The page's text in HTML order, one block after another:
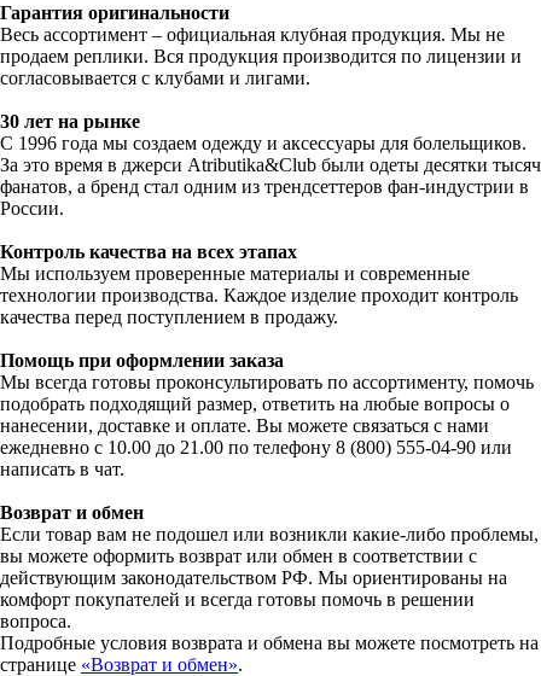
Гарантия оригинальности
Весь ассортимент – официальная клубная продукция. Мы не
продаем реплики. Вся продукция производится по лицензии и
согласовывается с клубами и лигами.
30 лет на рынке
С 1996 года мы создаем одежду и аксессуары для болельщиков.
За это время в джерси Atributika&Club были одеты десятки тысяч
фанатов, а бренд стал одним из трендсеттеров фан-индустрии в
России.
Контроль качества на всех этапах
Мы используем проверенные материалы и современные
технологии производства. Каждое изделие проходит контроль
качества перед поступлением в продажу.
Помощь при оформлении заказа
Мы всегда готовы проконсультировать по ассортименту, помочь
подобрать подходящий размер, ответить на любые вопросы о
нанесении, доставке и оплате. Вы можете связаться с нами
ежедневно с 10.00 до 21.00 по телефону 8 (800) 555-04-90 или
написать в чат.
Возврат и обмен
Если товар вам не подошел или возникли какие-либо проблемы,
вы можете оформить возврат или обмен в соответствии с
действующим законодательством РФ. Мы ориентированы на
комфорт покупателей и всегда готовы помочь в решении
вопроса.
Подробные условия возврата и обмена вы можете посмотреть на
странице «Возврат и обмен».